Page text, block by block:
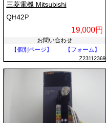
三菱電機 Mitsubishi
QH42P
19,000円
お問い合わせ
【個別ページ】
【フォーム】
Z23112369